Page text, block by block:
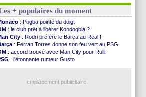
Real: Mastantuono prêté à la Fiorentina (off.)
Man City: accord avec le Barça pour Rodri ?
Rennes: Haise a prolongé (officiel)
Palace : Tomiyasu a convaincu (officiel)
OM : B. Genesio - "ce n'est pas idéal"
TFC: Sion Oppong signe pour 4 ans (officiel)
PSG: Liverpool va proposer 115 M€ pour ...
Norvège: la démission d'Infantino réclamée
PSG : Mbaye, deux pistes se détachent
: Zhegrova très clair sur son futur
+ populaires du moment
: Pogba pointé du doigt
: le club prêt à libérer Kondogbia ?
City : Rodri préfère le Barça au Real !
: Ferran Torres donne son feu vert au PSG
: accord trouvé avec Man City pour Rulli
: l'étonnante rumeur Gusto
emplacement publicitaire